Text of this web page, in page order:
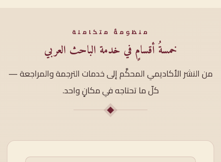
منظومةٌ متكاملة
خمسةُ أقسامٍ في خدمة الباحث العربي
من النشر الأكاديمي المحكَّم إلى خدمات الترجمة والمراجعة —
كلّ ما تحتاجه في مكانٍ واحد.